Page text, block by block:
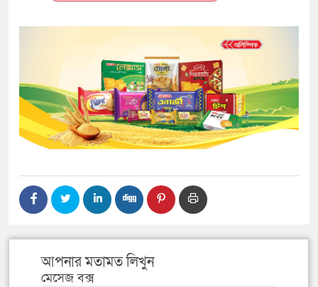
আপনার মতামত লিখুন
মেসেজ বক্স